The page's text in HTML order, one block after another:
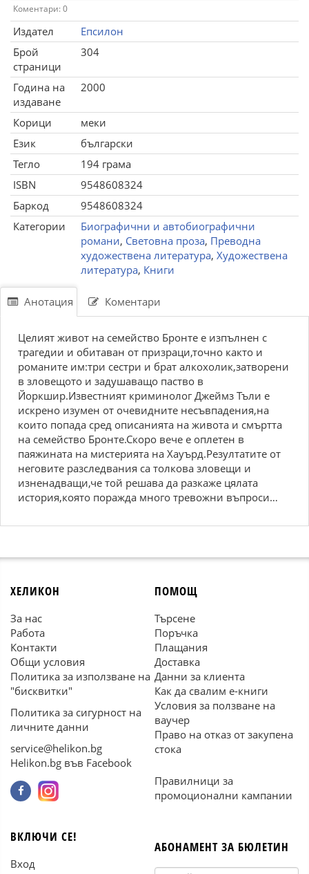
Коментари: 0
Издател
Епсилон
Брой
страници
304
Година на
издаване
2000
Корици
меки
Език
български
Тегло
194 грама
ISBN
9548608324
Баркод
9548608324
Категории
Биографични и автобиографични
романи, Световна проза, Преводна
художествена литература, Художествена
литература, Книги
Анотация Коментари
Целият живот на семейство Бронте е изпълнен с
трагедии и обитаван от призраци,точно както и
романите им:три сестри и брат алкохолик,затворени
в зловещото и задушаващо паство в
Йоркшир.Известният криминолог Джеймз Тъли е
искрено изумен от очевидните несъвпадения,на
които попада сред описанията на живота и смъртта
на семейство Бронте.Скоро вече е оплетен в
паяжината на мистерията на Хауърд.Резултатите от
неговите разследвания са толкова зловещи и
изненадващи,че той решава да разкаже цялата
история,която поражда много тревожни въпроси…
ХЕЛИКОН
За нас
Работа
Контакти
Общи условия
Политика за използване на
"бисквитки"
Политика за сигурност на
личните данни
service@helikon.bg
Helikon.bg във Facebook
ПОМОЩ
Търсене
Поръчка
Плащания
Доставка
Данни за клиента
Как да свалим е-книги
Условия за ползване на
ваучер
Право на отказ от закупена
стока
Правилници за
промоционални кампании
ВКЛЮЧИ СЕ!
Вход
АБОНАМЕНТ ЗА БЮЛЕТИН